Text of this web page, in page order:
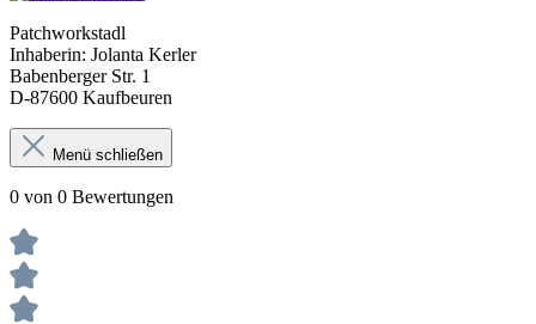
Patchworkstadl
Inhaberin: Jolanta Kerler
Babenberger Str. 1
D-87600 Kaufbeuren
Menü schließen
0 von 0 Bewertungen